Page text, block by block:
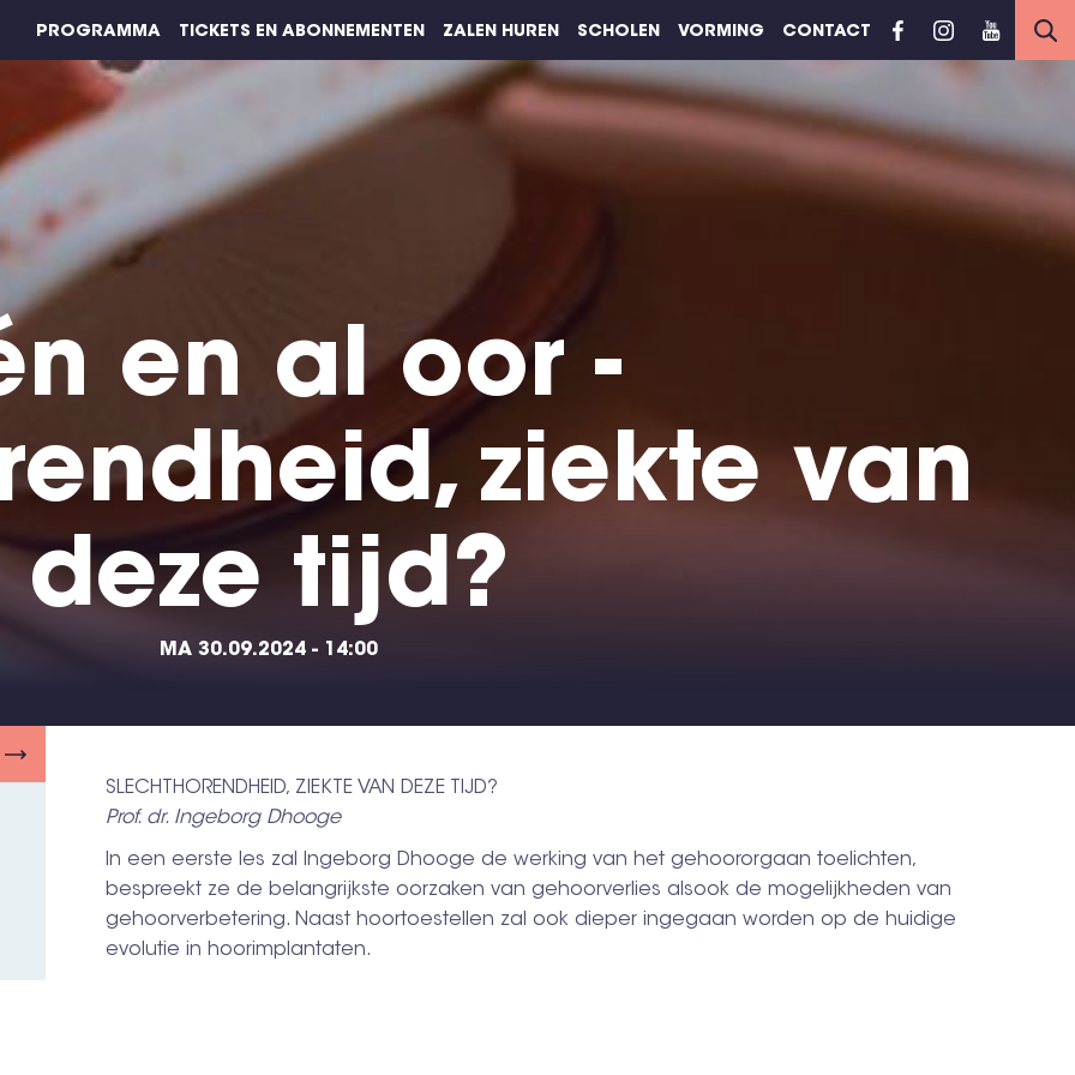
PROGRAMMA TICKETS EN ABONNEMENTEN ZALEN HUREN SCHOLEN VORMING CONTACT
en al oor -
ziekte van
deze tijd?
MA 30.09.2024 - 14:00
SLECHTHORENDHEID, ZIEKTE VAN DEZE TIJD?
Prof. dr. Ingeborg Dhooge
In een eerste les zal Ingeborg Dhooge de werking van het gehoororgaan toelichten,
bespreekt ze de belangrijkste oorzaken van gehoorverlies alsook de mogelijkheden van
gehoorverbetering. Naast hoortoestellen zal ook dieper ingegaan worden op de huidige
evolutie in hoorimplantaten.